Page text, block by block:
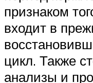
признаком
входит в
цикл. Также
анализы и